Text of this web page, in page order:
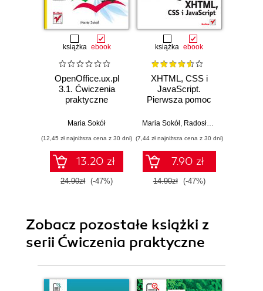
książka ebook
OpenOffice.ux.pl
3.1. Ćwiczenia
praktyczne
Maria Sokół
(12,45 zł najniższa cena z 30 dni)
13.20 zł
24.90zł (-47%)
książka ebook
XHTML, CSS i
JavaScript.
Pierwsza pomoc
Maria Sokół, Radosław Sokół
(7,44 zł najniższa cena z 30 dni)
7.90 zł
14.90zł (-47%)
Zobacz pozostałe książki z
serii Ćwiczenia praktyczne